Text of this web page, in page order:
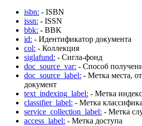
isbn: - ISBN
issn: - ISSN
bbk: - BBK
id: - Идентификатор документа
col: - Коллекция
siglafund: - Сигла-фонд
doc_source_var: - Способ
doc_source_label: - Метка места,
документ
text_indexing_label: - Метка
classifier_label: - Метка
service_collection_label: - Метка
access_label: - Метка доступа